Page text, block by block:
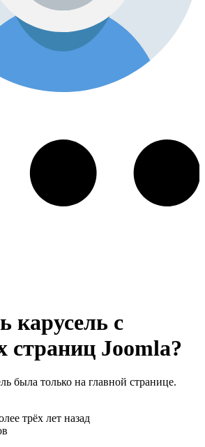
карусель с
страниц Joomla?
была только на главной странице.
трёх лет назад